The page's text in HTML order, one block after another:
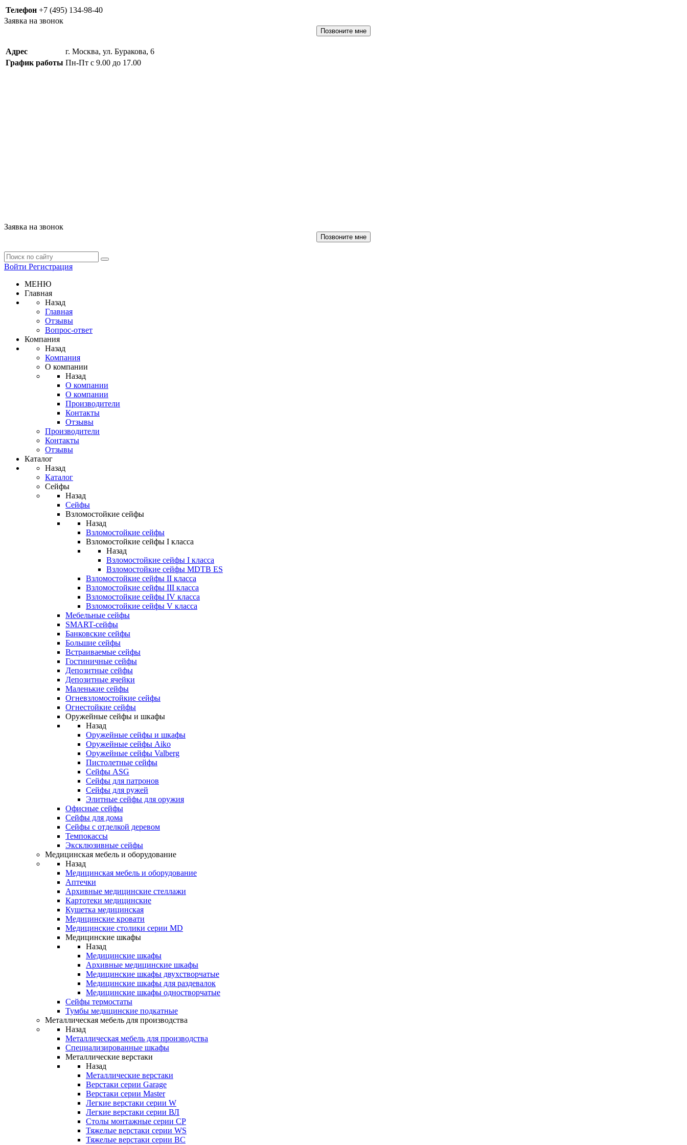
Телефон +7 (495) 134-98-40
Заявка на звонок
Позвоните мне
Адрес
г. Москва, ул. Буракова, 6
График работы Пн-Пт с 9.00 до 17.00
Заявка на звонок
Позвоните мне
Войти Регистрация
МЕНЮ
Главная
Назад
Главная
Отзывы
Вопрос-ответ
Компания
Назад
Компания
О компании
Назад
О компании
О компании
Производители
Контакты
Отзывы
Производители
Контакты
Отзывы
Каталог
Назад
Каталог
Сейфы
Назад
Сейфы
Взломостойкие сейфы
Назад
Взломостойкие сейфы
Взломостойкие сейфы I класса
Назад
Взломостойкие сейфы I класса
Взломостойкие сейфы MDTB ES
Взломостойкие сейфы II класса
Взломостойкие сейфы III класса
Взломостойкие сейфы IV класса
Взломостойкие сейфы V класса
Мебельные сейфы
SMART-сейфы
Банковские сейфы
Большие сейфы
Встраиваемые сейфы
Гостиничные сейфы
Депозитные сейфы
Депозитные ячейки
Маленькие сейфы
Огневзломостойкие сейфы
Огнестойкие сейфы
Оружейные сейфы и шкафы
Назад
Оружейные сейфы и шкафы
Оружейные сейфы Aiko
Оружейные сейфы Valberg
Пистолетные сейфы
Сейфы ASG
Сейфы для патронов
Сейфы для ружей
Элитные сейфы для оружия
Офисные сейфы
Сейфы для дома
Сейфы с отделкой деревом
Темпокассы
Эксклюзивные сейфы
Медицинская мебель и оборудование
Назад
Медицинская мебель и оборудование
Аптечки
Архивные медицинские стеллажи
Картотеки медицинские
Кушетка медицинская
Медицинские кровати
Медицинские столики серии MD
Медицинские шкафы
Назад
Медицинские шкафы
Архивные медицинские шкафы
Медицинские шкафы двухстворчатые
Медицинские шкафы для раздевалок
Медицинские шкафы одностворчатые
Сейфы термостаты
Тумбы медицинские подкатные
Металлическая мебель для производства
Назад
Металлическая мебель для производства
Cпециализированные шкафы
Металлические верстаки
Назад
Металлические верстаки
Верстаки серии Garage
Верстаки серии Master
Легкие верстаки серии W
Легкие верстаки серии ВЛ
Столы монтажные серии СР
Тяжелые верстаки серии WS
Тяжелые верстаки серии ВС